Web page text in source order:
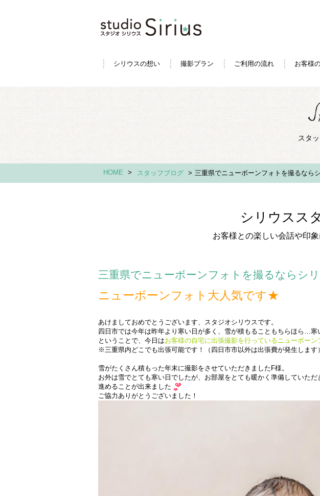
シリウスの想い 撮影プラン ご利用の流れ お客様
スタ
HOME > スタッフブログ > 三重県でニューボーンフォトを撮るなら
シリウスス
お客様との楽しい会話や印
三重県でニューボーンフォトを撮るならシ
ニューボーンフォト大人気です★
あけましておめでとうございます、スタジオシリウスです。
四日市では今年は昨年より寒い日が多く、雪が積もることもちらほら…寒
ということで、今日はお客様の自宅に出張撮影を行っているニューボー
※三重県内どこでも出張可能です！（四日市市以外は出張費が発生します）
雪がたくさん積もった年末に撮影をさせていただきましたF様。
お外は雪でとても寒い日でしたが、お部屋をとても暖かく準備していた
進めることが出来ました
ご協力ありがとうございました！